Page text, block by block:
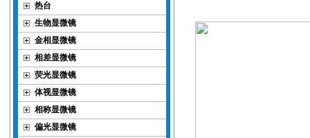
热台
生物显微镜
金相显微镜
相差显微镜
荧光显微镜
体视显微镜
相称显微镜
偏光显微镜